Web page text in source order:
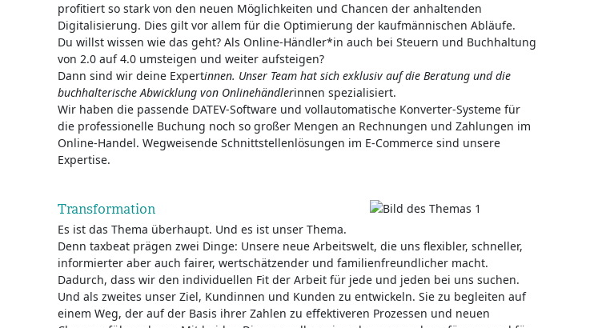
profitiert so stark von den neuen Möglichkeiten und Chancen der anhaltenden
Digitalisierung. Dies gilt vor allem für die Optimierung der kaufmännischen Abläufe.
Du willst wissen wie das geht? Als Online-Händler*in auch bei Steuern und Buchhaltung
von 2.0 auf 4.0 umsteigen und weiter aufsteigen?
Dann sind wir deine Expertinnen. Unser Team hat sich exklusiv auf die Beratung und die
buchhal­terische Abwicklung von Online­händlerinnen spezialisiert.
Wir haben die passende DATEV-Software und vollautomatische Konverter-Systeme für
die professionelle Buchung noch so großer Mengen an Rechnungen und Zahlungen im
Online-Handel. Wegweisende Schnittstellenlösungen im E-Commerce sind unsere
Expertise.
Transformation
Es ist das Thema überhaupt. Und es ist unser Thema.
Denn taxbeat prägen zwei Dinge: Unsere neue Arbeitswelt, die uns flexibler, schneller,
informierter aber auch fairer, wertschätzender und familienfreundlicher macht.
Dadurch, dass wir den individuellen Fit der Arbeit für jede und jeden bei uns suchen.
Und als zweites unser Ziel, Kundinnen und Kunden zu entwickeln. Sie zu begleiten auf
einem Weg, der auf der Basis ihrer Zahlen zu effektiveren Prozessen und neuen